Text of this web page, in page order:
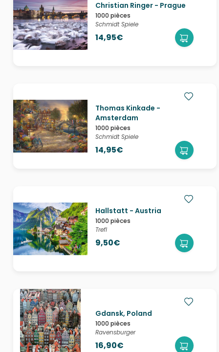
Christian Ringer - Prague
1000 pièces
Schmidt Spiele
14,95€
Thomas Kinkade -
Amsterdam
1000 pièces
Schmidt Spiele
14,95€
Hallstatt - Austria
1000 pièces
Trefl
9,50€
Gdansk, Poland
1000 pièces
Ravensburger
16,90€